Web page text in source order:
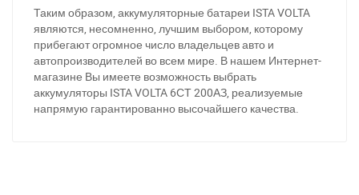
Таким образом, аккумуляторные батареи ISTA VOLTA
являются, несомненно, лучшим выбором, которому
прибегают огромное число владельцев авто и
автопроизводителей во всем мире. В нашем Интернет-
магазине Вы имеете возможность выбрать
аккумуляторы ISTA VOLTA 6СТ 200АЗ, реализуемые
напрямую гарантированно высочайшего качества.
Telegram (093) 600-51-11
Написать в Viber Написать в Telegram